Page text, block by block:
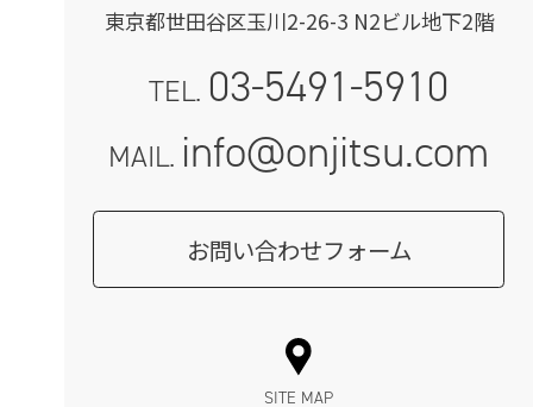
東京都世田谷区玉川2-26-3 N2ビル地下2階
TEL. 03-5491-5910
MAIL. info@onjitsu.com
お問い合わせフォーム
SITE MAP